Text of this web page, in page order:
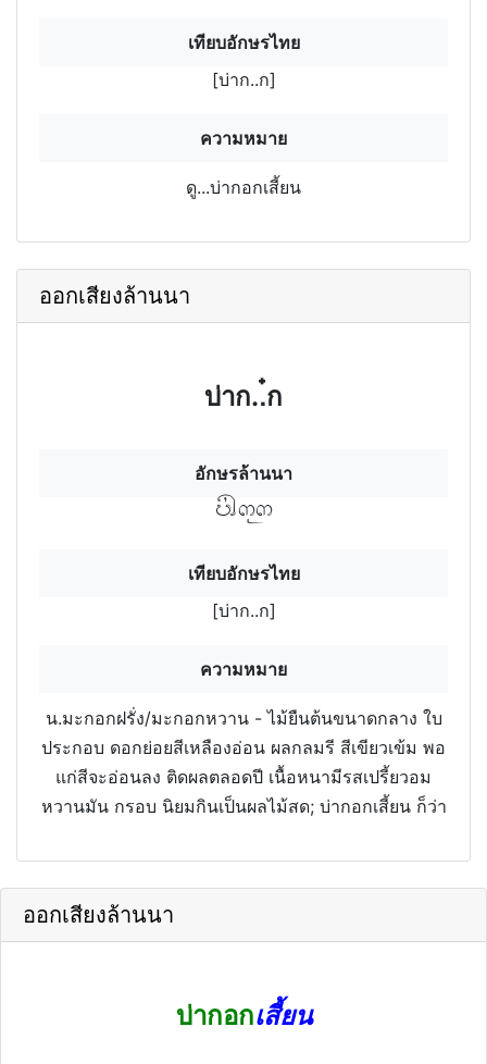
เทียบอักษรไทย
[บ่าก..ก]
ความหมาย
ดู...บ่ากอกเสี้ยน
ออกเสียงล้านนา
บ่าก..๋ก
อักษรล้านนา
บ่าฯกุก
เทียบอักษรไทย
[บ่าก..ก]
ความหมาย
น.มะกอกฝรั่ง/มะกอกหวาน - ไม้ยืนต้นขนาดกลาง ใบ
ประกอบ ดอกย่อยสีเหลืองอ่อน ผลกลมรี สีเขียวเข้ม พอ
แก่สีจะอ่อนลง ติดผลตลอดปี เนื้อหนามีรสเปรี้ยวอม
หวานมัน กรอบ นิยมกินเป็นผลไม้สด; บ่ากอกเสี้ยน ก็ว่า
ออกเสียงล้านนา
บ่ากอกเสี้ยน